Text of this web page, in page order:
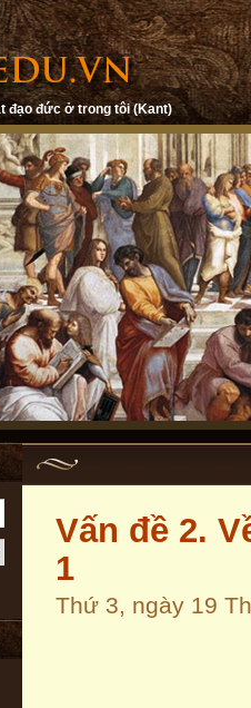
đạo đức ở trong tôi (Kant)
Vấn đề 2.
1
Thứ 3, ngày 19